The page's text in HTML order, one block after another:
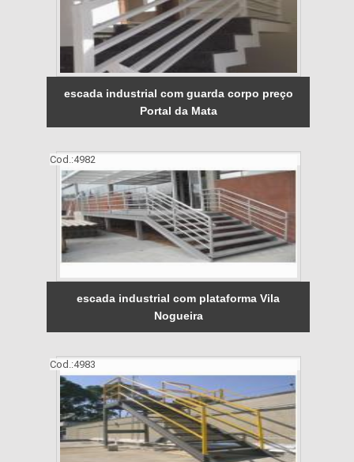
escada industrial com guarda corpo preço
Portal da Mata
Cod.:4982
escada industrial com plataforma Vila
Nogueira
Cod.:4983